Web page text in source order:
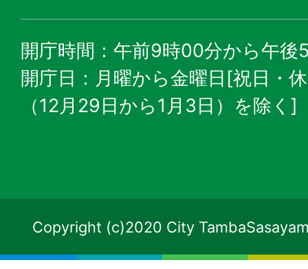
開庁時間：午前9時00分から午後
開庁日：月曜から金曜日[祝日・
（12月29日から1月3日）を除く]
Copyright (c)2020 City